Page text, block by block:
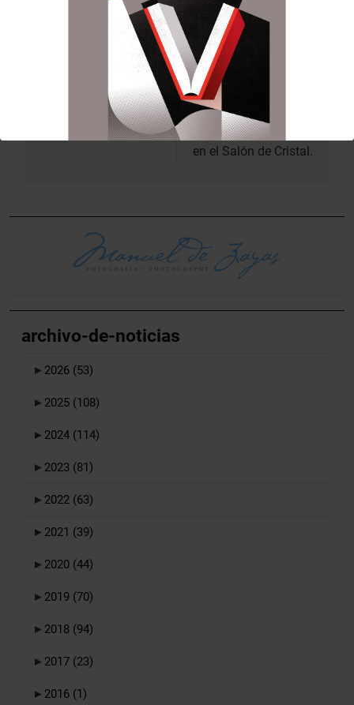
Navegación
entradas
Anterior:
Toña Játiva en la
celebració del 9
d’octubre.
Siguiente:
Mª José Llorens es
nombrada
oficialmente
Honorable Clavariesa
en el Salón de Cristal.
archivo-de-noticias
► 2026 (53)
► 2025 (108)
► 2024 (114)
► 2023 (81)
► 2022 (63)
► 2021 (39)
► 2020 (44)
► 2019 (70)
► 2018 (94)
► 2017 (23)
► 2016 (1)